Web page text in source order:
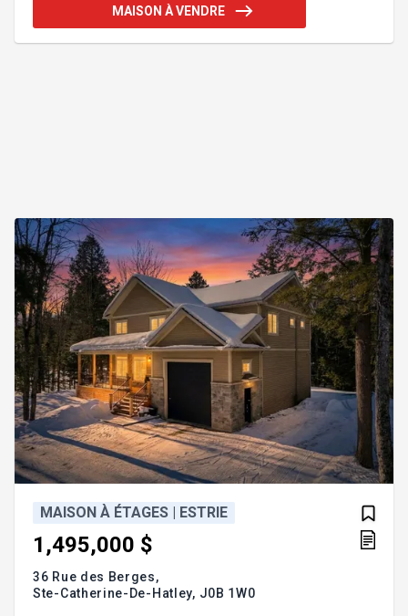
en bois massif avec une rampe vitrée, une
MAISON À VENDRE
MAISON À ÉTAGES | ESTRIE
1,495,000 $
36 Rue des Berges,
Ste-Catherine-De-Hatley, J0B 1W0